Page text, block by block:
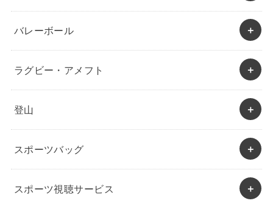
バレーボール
ラグビー・アメフト
登山
スポーツバッグ
スポーツ視聴サービス